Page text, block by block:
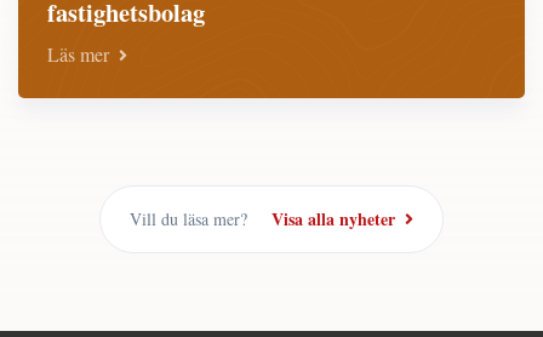
fastighetsbolag
Läs mer
Vill du läsa mer? Visa alla nyheter